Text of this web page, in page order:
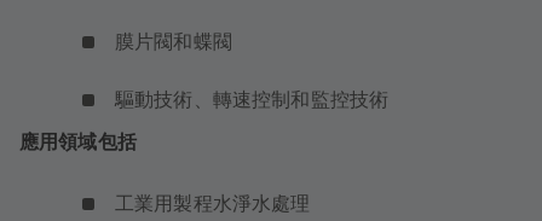
膜片閥和蝶閥
驅動技術、轉速控制和監控技術
應用領域包括
工業用製程水淨水處理